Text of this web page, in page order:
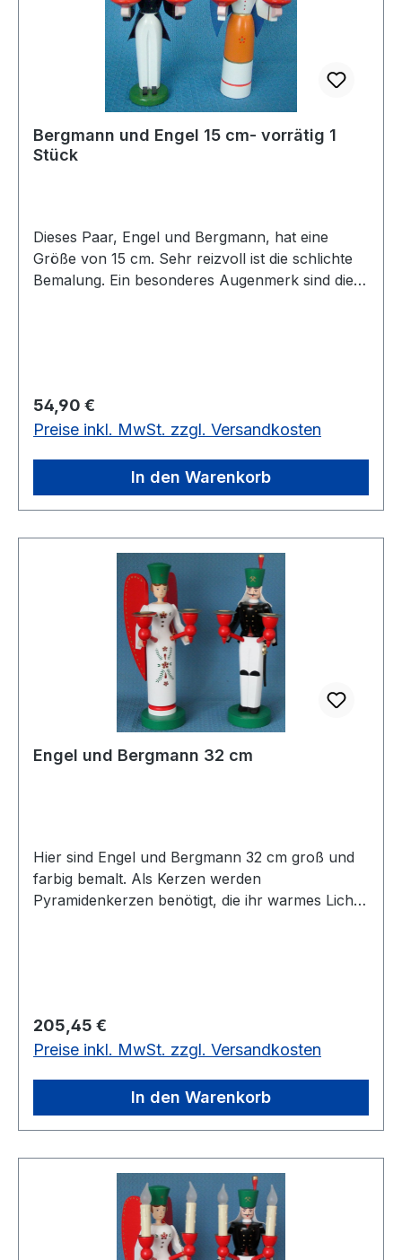
Bergmann und Engel 15 cm- vorrätig 1
Stück
Dieses Paar, Engel und Bergmann, hat eine
Größe von 15 cm. Sehr reizvoll ist die schlichte
Bemalung. Ein besonderes Augenmerk sind die
Regulärer Preis:
54,90 €
Preise inkl. MwSt. zzgl. Versandkosten
In den Warenkorb
Engel und Bergmann 32 cm
Hier sind Engel und Bergmann 32 cm groß und
farbig bemalt. Als Kerzen werden
Pyramidenkerzen benötigt, die ihr warmes Licht
Regulärer Preis:
205,45 €
Preise inkl. MwSt. zzgl. Versandkosten
In den Warenkorb